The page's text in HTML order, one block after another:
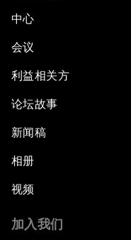
中心
会议
利益相关方
论坛故事
新闻稿
相册
视频
加入我们